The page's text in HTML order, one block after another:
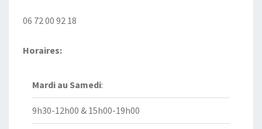
06 72 00 92 18
Horaires:
Mardi au Samedi:
9h30-12h00 & 15h00-19h00